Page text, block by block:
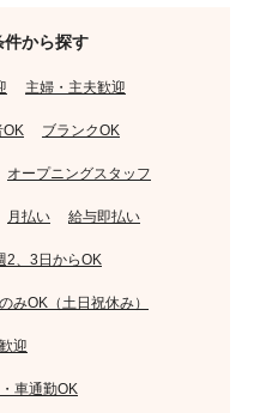
件から探す
主婦・主夫歓迎
OK ブランクOK
オープニングスタッフ
月払い 給与即払い
2、3日からOK
みOK（土日祝休み）
迎
車通勤OK